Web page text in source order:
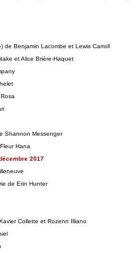
de Benjamin Lacombe et Lewis Carroll
et Alice Brière-Haquet
Rosa
Shannon Messenger
Fleur Hana
2017
de Erin Hunter
Collette et Rozenn Illiano